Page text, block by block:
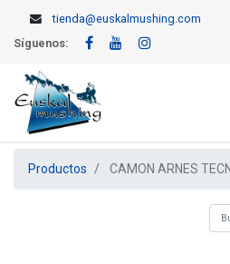
tienda@euskalmushing.com
Síguenos:
Productos CAMON ARNES